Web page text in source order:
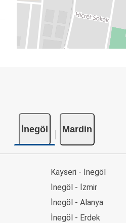
İnegöl Mardin
Kayseri - İnegöl
İnegöl - İzmir
İnegöl - Alanya
İnegöl - Erdek